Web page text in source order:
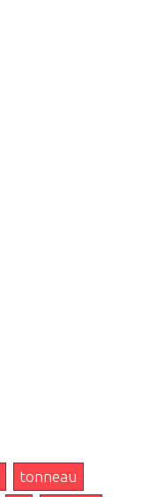
tonneau